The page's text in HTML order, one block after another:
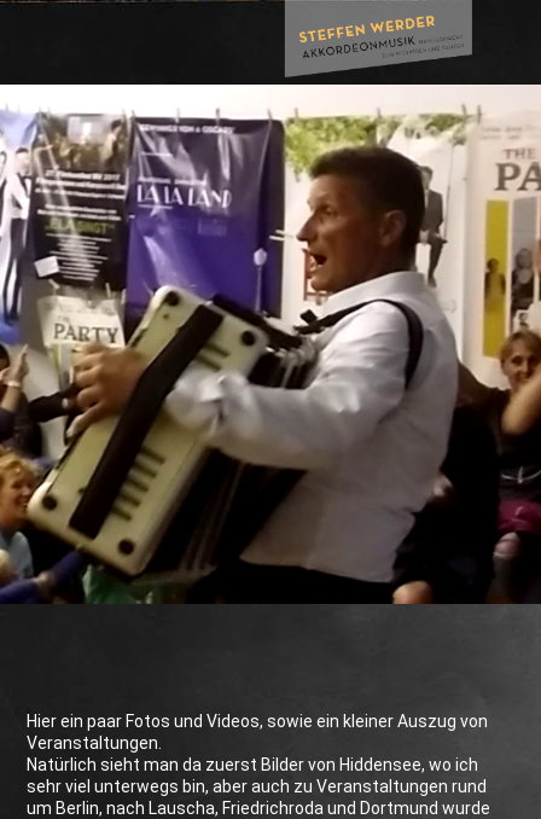
Hier ein paar Fotos und Videos, sowie ein kleiner Auszug von
Veranstaltungen.
Natürlich sieht man da zuerst Bilder von Hiddensee, wo ich
sehr viel unterwegs bin, aber auch zu Veranstaltungen rund
um Berlin, nach Lauscha, Friedrichroda und Dortmund wurde